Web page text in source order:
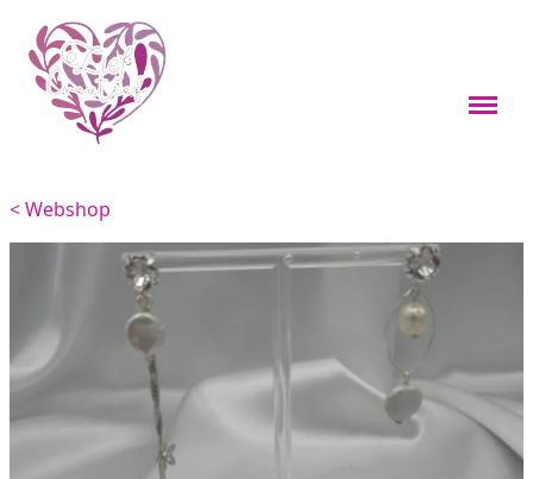
Webshop
Boekenleggers
Custom items
Kleine cadeaus
Sieraden
Viervoeters
Woondecoratie
Feestdagen thema's
Over mij
Materialen en onderhoud
< Webshop